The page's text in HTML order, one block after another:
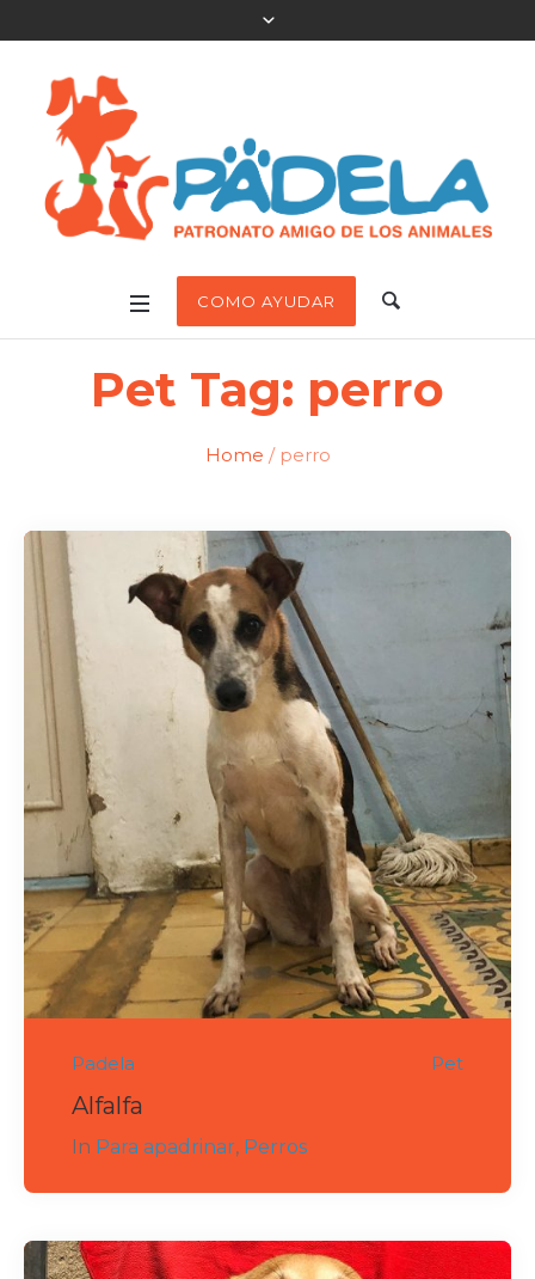
COMO AYUDAR
Pet Tag: perro
Home / perro
Padela Pet
Alfalfa
In Para apadrinar, Perros